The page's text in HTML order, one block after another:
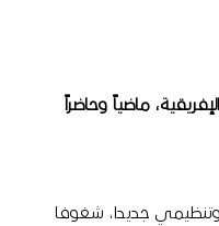
ماضياً وحاضراً
جديدا، شغوفا